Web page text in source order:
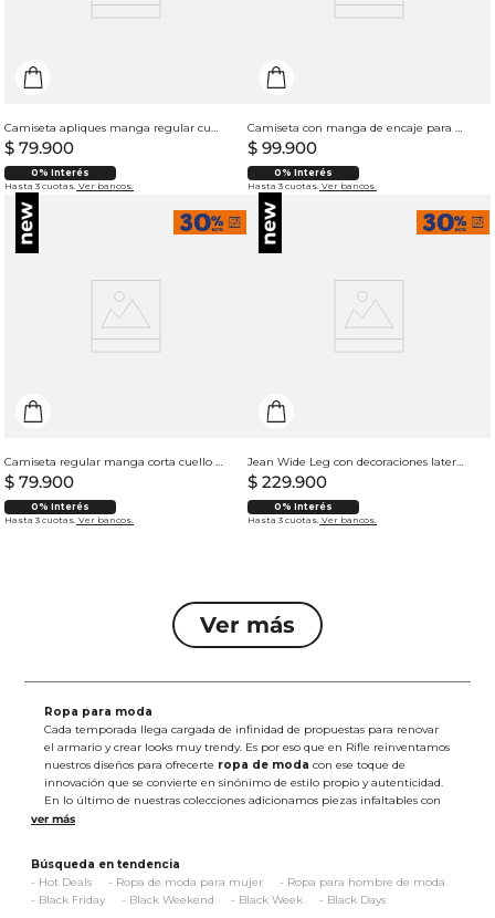
Camiseta apliques manga regular cuello redondo para hombre
$ 79.900
0% Interés
Hasta 3 cuotas. Ver bancos.
Camiseta con manga de encaje para mujer
$ 99.900
0% Interés
Hasta 3 cuotas. Ver bancos.
Camiseta regular manga corta cuello redondo para hombre
$ 79.900
0% Interés
Hasta 3 cuotas. Ver bancos.
Jean Wide Leg con decoraciones laterales para mujer
$ 229.900
0% Interés
Hasta 3 cuotas. Ver bancos.
Ropa para moda
Cada temporada llega cargada de infinidad de propuestas para renovar
el armario y crear looks muy trendy. Es por eso que en Rifle reinventamos
nuestros diseños para ofrecerte ropa de moda con ese toque de
innovación que se convierte en sinónimo de estilo propio y autenticidad.
En lo último de nuestras colecciones adicionamos piezas infaltables con
las que podrás explorar opciones prácticas, cómodas y que potencian tu
Nos encanta estar en sintonía con las
abarcamos un amplio abanico de alternativas para hombre y mujer en
diversas siluetas, tonalidades, diseños y acabados que transmiten una
Búsqueda en tendencia
- Hot Deals - Ropa de moda para mujer - Ropa para hombre de moda
- Black Friday - Black Weekend - Black Week - Black Days